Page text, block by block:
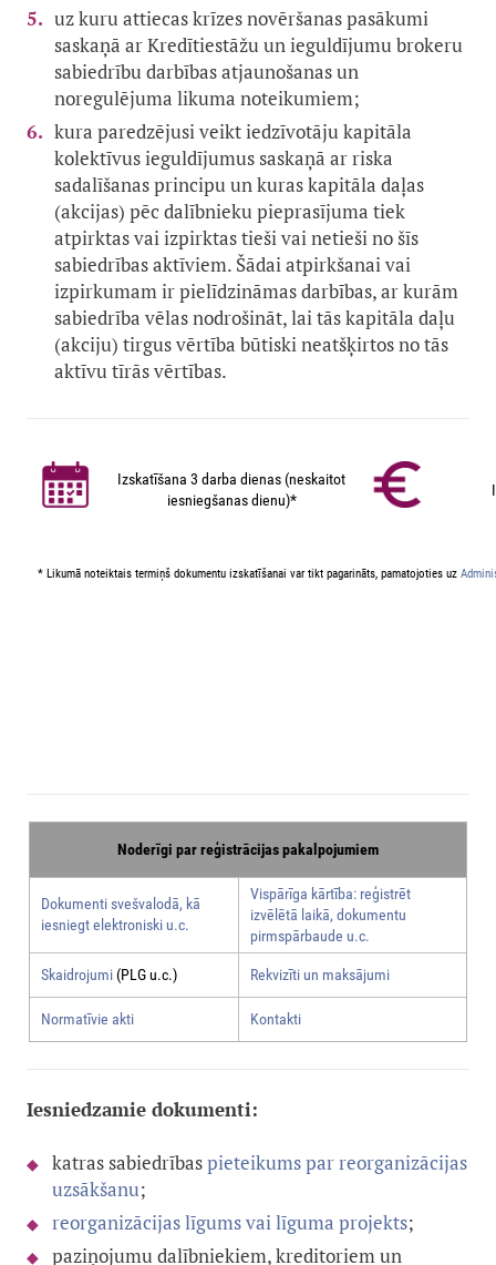
uz kuru attiecas krīzes novēršanas pasākumi
saskaņā ar Kredītiestāžu un ieguldījumu brokeru
sabiedrību darbības atjaunošanas un
noregulējuma likuma noteikumiem;
kura paredzējusi veikt iedzīvotāju kapitāla
kolektīvus ieguldījumus saskaņā ar riska
sadalīšanas principu un kuras kapitāla daļas
(akcijas) pēc dalībnieku pieprasījuma tiek
atpirktas vai izpirktas tieši vai netieši no šīs
sabiedrības aktīviem. Šādai atpirkšanai vai
izpirkumam ir pielīdzināmas darbības, ar kurām
sabiedrība vēlas nodrošināt, lai tās kapitāla daļu
(akciju) tirgus vērtība būtiski neatšķirtos no tās
aktīvu tīrās vērtības.
Izskatīšana 3 darba dienas (neskaitot
iesniegšanas dienu)*
* Likumā noteiktais termiņš dokumentu izskatīšanai var tikt pagarināts, pamatojoties uz
Noderīgi par reģistrācijas pakalpojumiem
Dokumenti svešvalodā, kā
iesniegt elektroniski u.c.
Vispārīga kārtība: reģistrēt
izvēlētā laikā, dokumentu
pirmspārbaude u.c.
Skaidrojumi(PLG u.c.) Rekvizīti un maksājumi
Normatīvie akti Kontakti
Iesniedzamie dokumenti:
katras sabiedrībaspieteikums par reorganizācijas
uzsākšanu;
reorganizācijas līgums vai līguma projekts;
paziņojumu dalībniekiem, kreditoriem un